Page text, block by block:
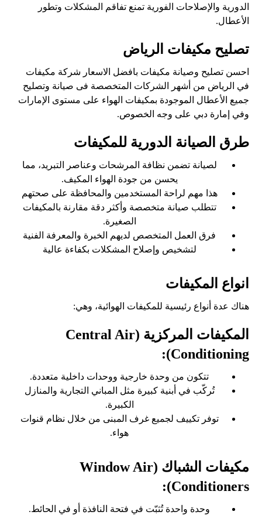
الدورية والإصلاحات الفورية تمنع تفاقم المشكلات وتطور
الأعطال.
تصليح مكيفات الرياض
احسن تصليح وصيانة مكيفات بافضل الاسعار شركة مكيفات
في الرياض من أشهر الشركات المتخصصة فى صيانة وتصليح
جميع الأعطال الموجودة بمكيفات الهواء على مستوى الإمارات
وفي إمارة دبي على وجه الخصوص.
طرق الصيانة الدورية للمكيفات
لصيانة تضمن نظافة المرشحات وعناصر التبريد، مما
يحسن من جودة الهواء المكيف.
هذا مهم لراحة المستخدمين والمحافظة على صحتهم
تتطلب صيانة متخصصة وأكثر دقة مقارنة بالمكيفات
الصغيرة.
فرق العمل المتخصص لديهم الخبرة والمعرفة الفنية
لتشخيص وإصلاح المشكلات بكفاءة عالية
انواع المكيفات
هناك عدة أنواع رئيسية للمكيفات الهوائية، وهي:
المكيفات المركزية (Central Air
Conditioning):
تتكون من وحدة خارجية ووحدات داخلية متعددة.
تُركّب في أبنية كبيرة مثل المباني التجارية والمنازل
الكبيرة.
توفر تكييف لجميع غرف المبنى من خلال نظام قنوات
هواء.
مكيفات الشباك (Window Air
Conditioners):
وحدة واحدة تُثبّت في فتحة النافذة أو في الحائط.